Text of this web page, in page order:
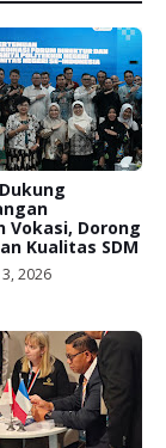
Vokasi, Dorong
Kualitas SDM
2026